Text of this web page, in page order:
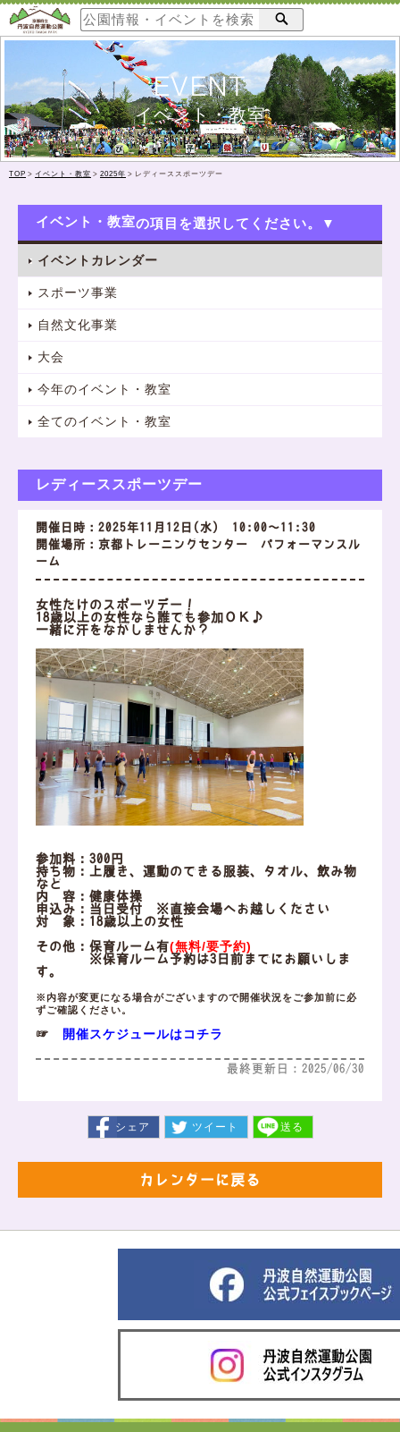
EVENT
イベント・教室
TOP > イベント・教室 > 2025年 > レディーススポーツデー
イベント・教室
イベントカレンダー
スポーツ事業
自然文化事業
大会
今年のイベント・教室
全てのイベント・教室
レディーススポーツデー
開催日時：2025年11月12日(水) 10:00～11:30
開催場所：京都トレーニングセンター パフォーマンスル
ーム
女性だけのスポーツデー！
18歳以上の女性なら誰でも参加ＯＫ♪
一緒に汗をながしませんか？
参加料：300円
持ち物：上履き、運動のできる服装、タオル、飲み物
など
内 容：健康体操
申込み：当日受付 ※直接会場へお越しください
対 象：18歳以上の女性
その他：保育ルーム有(無料/要予約)
※保育ルーム予約は3日前までにお願いしま
す。
※内容が変更になる場合がございますので開催状況をご参加前に必
ずご確認ください。
☞ 開催スケジュールはコチラ
最終更新日：2025/06/30
シェア ツイート 送る
カレンダーに戻る